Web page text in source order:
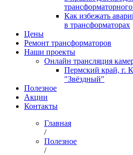
Как избежать
в трансформаторах
Цены
Ремонт трансформаторов
Наши проекты
Онлайн трансляция
Пермский край, г.
"Звёздный"
Полезное
Акции
Контакты
Главная
/
Полезное
/